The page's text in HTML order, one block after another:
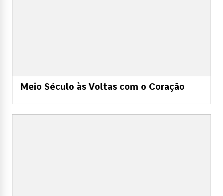
Meio Século às Voltas com o Coração